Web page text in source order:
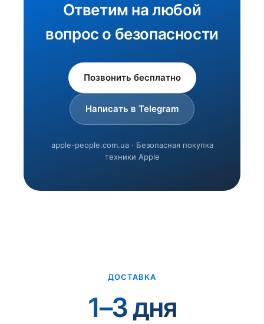
Ответим на любой
вопрос о безопасности
Позвонить бесплатно
Написать в Telegram
apple-people.com.ua · Безопасная покупка
техники Apple
ДОСТАВКА
1–3 дня